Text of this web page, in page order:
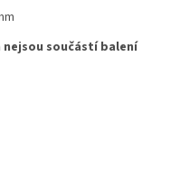
součástí balení